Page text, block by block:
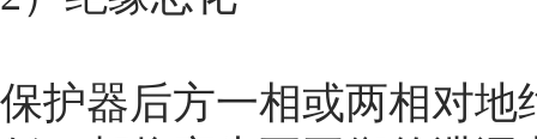
保护器后方一相或两相对